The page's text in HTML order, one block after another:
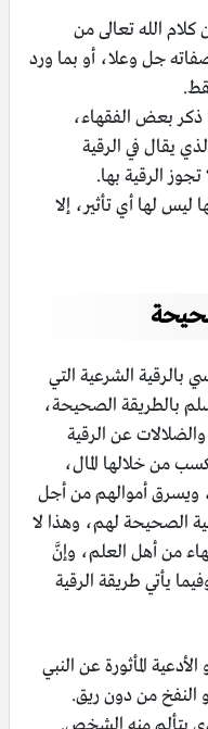
كلام الله تعالى من
جل وعلا، أو بما ورد
ذكر بعض الفقهاء،
يقال في الرقية
تجوز الرقية بها.
ليس لها أي تأثير، إلا
الشرعية التي
بالطريقة الصحيحة،
عن الرقية
من خلالها المال،
ويسرق أموالهم من أجل
الصحيحة لهم، وهذا لا
من أهل العلم، وإنَّ
يأتي طريقة الرقية
المأثورة عن النبي
النفخ من دون ريق.